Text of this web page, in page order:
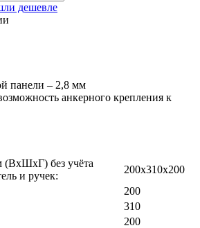
дешевле
панели – 2,8 мм
анкерного крепления к
без учёта
и ручек:
200x310x200
200
310
200